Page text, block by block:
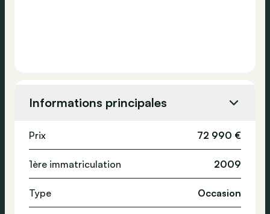
Informations principales
Prix 72 990 €
1ère immatriculation 2009
Type Occasion